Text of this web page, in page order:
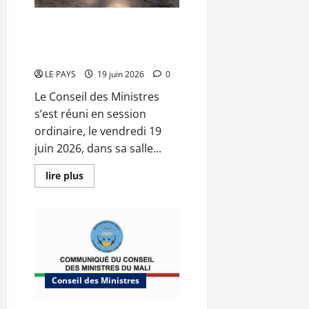
2026
LE PAYS 19 juin 2026 0
Le Conseil des Ministres
s’est réuni en session
ordinaire, le vendredi 19
juin 2026, dans sa salle...
lire plusEn
savoir
du
conseil
des
ministres
du
vendredi
19
juin
Conseil des Ministres